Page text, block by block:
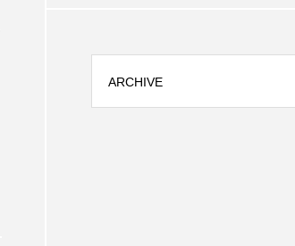
ARCHIVE